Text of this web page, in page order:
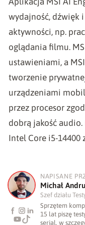
wydajność, dźwięk
aktywności, np.
oglądania filmu.
ustawieniami, a
tworzenie
urządzeniami
przez procesor
dobrą jakość
Intel Core i5-14400
M
NAPISANE
Michał
Szef działu
Sprzętem
15 lat piszę
serial, w